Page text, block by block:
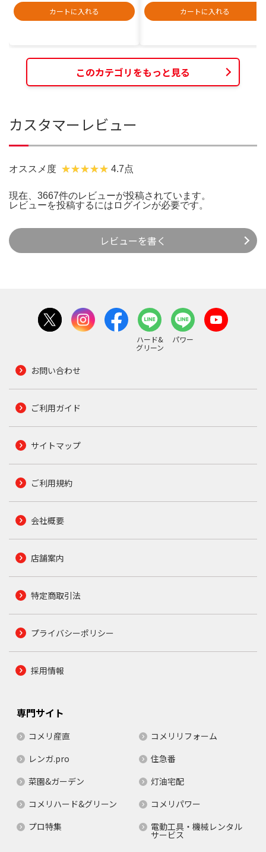
カートに入れる
カートに入れる
このカテゴリをもっと見る
カスタマーレビュー
オススメ度 4.7点
現在、3667件のレビューが投稿されています。
レビューを投稿するには ログインが必要です。
レビューを書く
ハード&
グリーン
パワー
お問い合わせ
ご利用ガイド
サイトマップ
ご利用規約
会社概要
店舗案内
特定商取引法
プライバシーポリシー
採用情報
専門サイト
コメリ産直
コメリリフォーム
レンガ.pro
住急番
菜園&ガーデン
灯油宅配
コメリハード&グリーン
コメリパワー
プロ特集
電動工具・機械レンタル
サービス